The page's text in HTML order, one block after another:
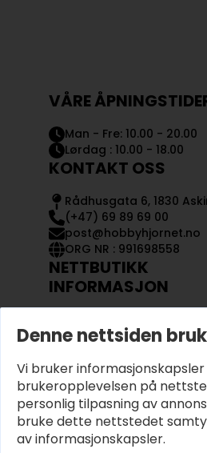
VÅRE
Man - Fre: 10.00 - 20.00
Lørdag : 10.00 - 18.00
KONTAKT OSS
Rådhusgata 6, 1830
(+47) 69 89 69 00
post@hobbyhjornet.no
ORG NR : 991698558
NETTBUTIKK
INFORMASJON
OM OSS
KJØPSVILKÅR OG
PERSONVERN
Denne nettsiden
Vi bruker
brukeropplevelsen på
personlig tilpasning av
bruke dette nettstedet
av informasjonskapsler.